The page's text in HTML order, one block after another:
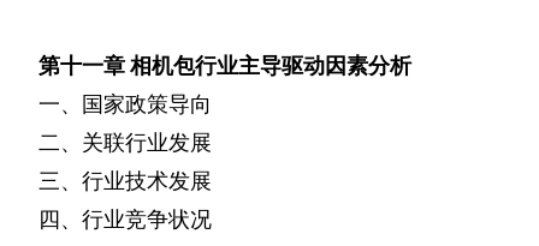
第十一章相机包行业主导驱动因素分析
一、国家政策导向
二、关联行业发展
三、行业技术发展
四、行业竞争状况